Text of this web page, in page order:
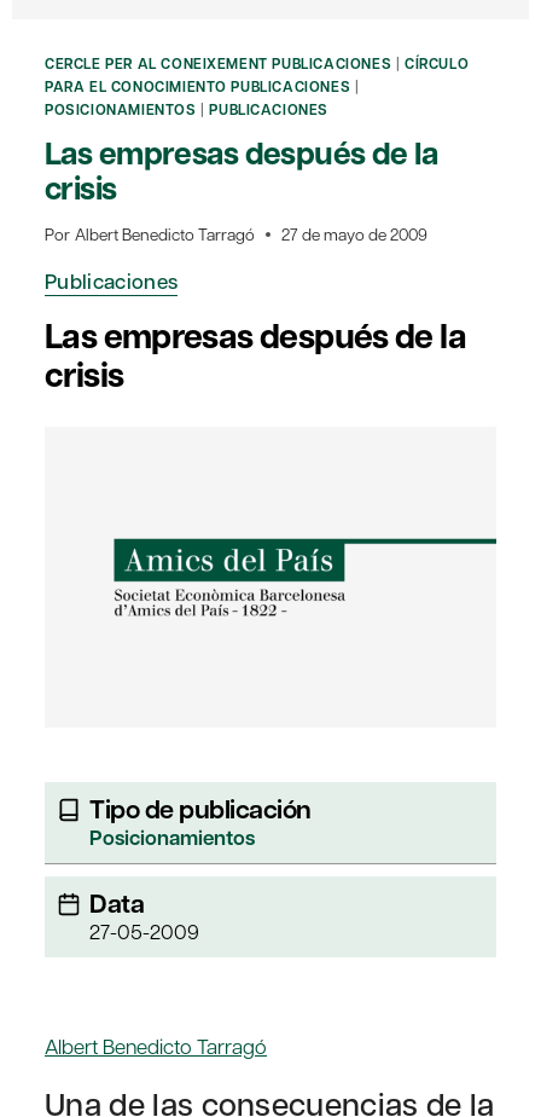
CERCLE PER AL CONEIXEMENT PUBLICACIONES |CÍRCULO
PARA EL CONOCIMIENTO PUBLICACIONES |
POSICIONAMIENTOS |PUBLICACIONES
Las empresas después de la
crisis
Por Albert Benedicto Tarragó 27 de mayo de 2009
Publicaciones
Las empresas después de la
crisis
Tipo de publicación
Posicionamientos
Data
27-05-2009
Albert Benedicto Tarragó
Una de las consecuencias de la